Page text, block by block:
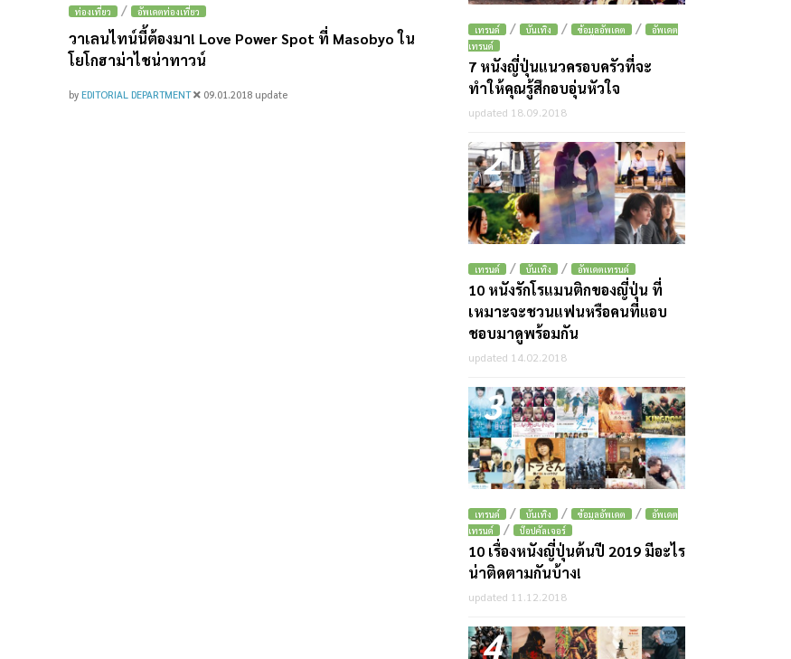
ท่องเที่ยว / อัพเดตท่องเที่ยว
วาเลนไทน์นี้ต้องมา! Love Power Spot ที่ Masobyo ใน
โยโกฮาม่าไชน่าทาวน์
by EDITORIAL DEPARTMENT 09.01.2018 update
เทรนด์ / บันเทิง / ข้อมูลอัพเดต /
อัพเดต
เทรนด์
7 หนังญี่ปุ่นแนวครอบครัวที่จะ
ทำให้คุณรู้สึกอบอุ่นหัวใจ
updated 18.09.2018
2
เทรนด์ / บันเทิง / อัพเดตเทรนด์
10 หนังรักโรแมนติกของญี่ปุ่น ที่
เหมาะจะชวนแฟนหรือคนที่แอบ
ชอบมาดูพร้อมกัน
updated 14.02.2018
3
เทรนด์ / บันเทิง / ข้อมูลอัพเดต /
อัพเดต
เทรนด์
/ ป๊อปคัลเจอร์
10 เรื่องหนังญี่ปุ่นต้นปี 2019 มีอะไร
น่าติดตามกันบ้าง!
updated 11.12.2018
4